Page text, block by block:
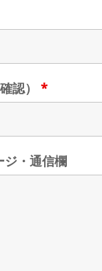
認） *
ジ・通信欄